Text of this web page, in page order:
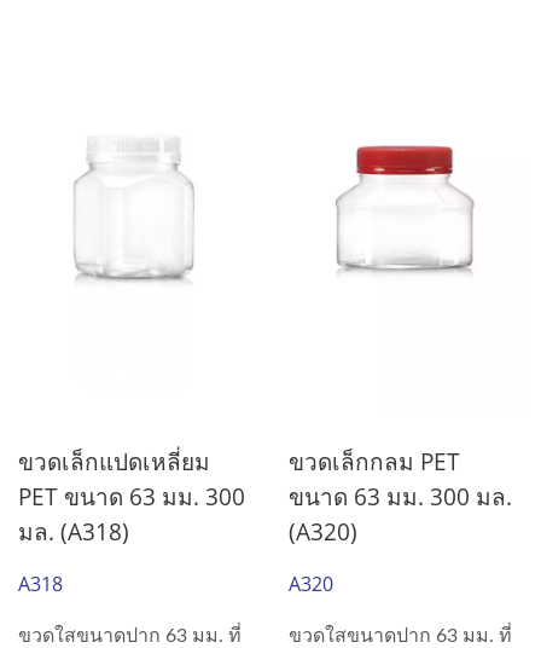
ขวดเล็กแปดเหลี่ยม
PET ขนาด 63 มม. 300
มล. (A318)
A318
ขวดใสขนาดปาก 63 มม. ที่
ขวดเล็กกลม PET
ขนาด 63 มม. 300 มล.
(A320)
A320
ขวดใสขนาดปาก 63 มม. ที่